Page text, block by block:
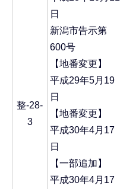
整-28-
3
日
新潟市告示第
600号
【地番変更】
平成29年5月19
日
【地番変更】
平成30年4月17
日
【一部追加】
平成30年4月17